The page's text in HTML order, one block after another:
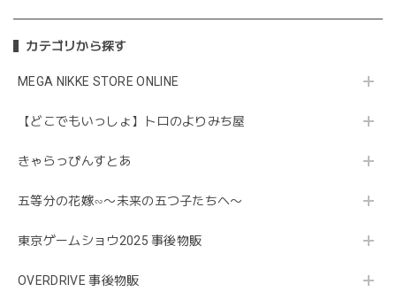
カテゴリから探す
MEGA NIKKE STORE ONLINE
【どこでもいっしょ】トロのよりみち屋
きゃらっぴんすとあ
五等分の花嫁∽〜未来の五つ子たちへ〜
東京ゲームショウ2025 事後物販
OVERDRIVE 事後物販